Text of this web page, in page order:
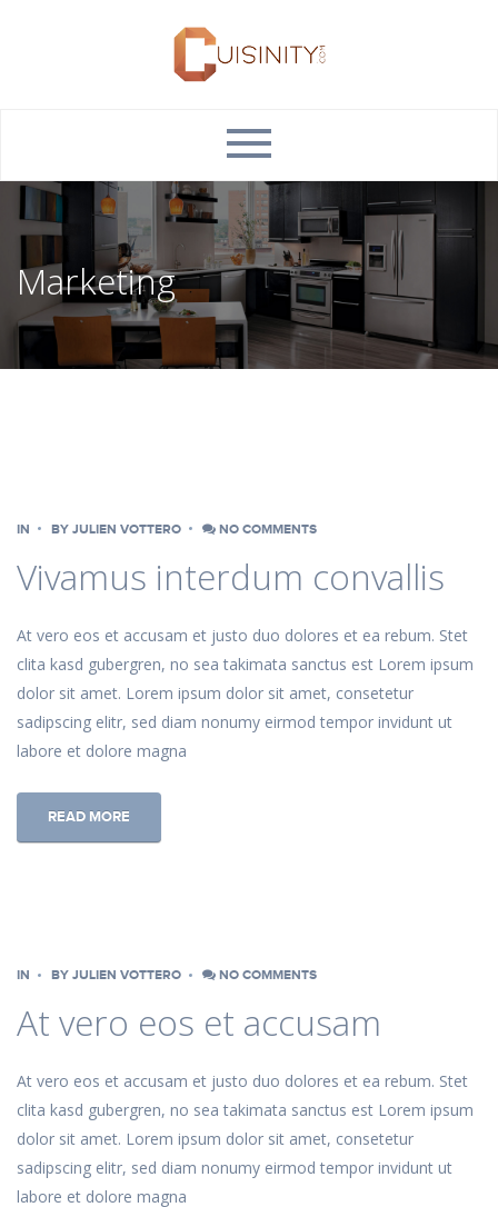
Marketing
IN BY JULIEN VOTTERO NO COMMENTS
Vivamus interdum convallis
At vero eos et accusam et justo duo dolores et ea rebum. Stet
clita kasd gubergren, no sea takimata sanctus est Lorem ipsum
dolor sit amet. Lorem ipsum dolor sit amet, consetetur
sadipscing elitr, sed diam nonumy eirmod tempor invidunt ut
labore et dolore magna
READ MORE
IN BY JULIEN VOTTERO NO COMMENTS
At vero eos et accusam
At vero eos et accusam et justo duo dolores et ea rebum. Stet
clita kasd gubergren, no sea takimata sanctus est Lorem ipsum
dolor sit amet. Lorem ipsum dolor sit amet, consetetur
sadipscing elitr, sed diam nonumy eirmod tempor invidunt ut
labore et dolore magna